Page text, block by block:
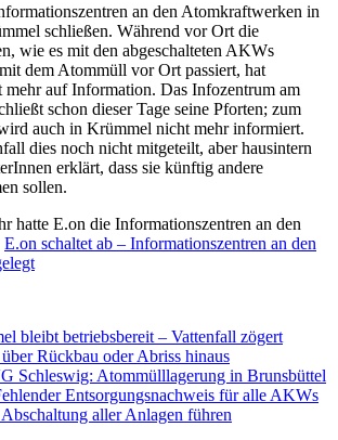
an den Atomkraftwerken in
schließen. Während vor Ort die
wie es mit den abgeschalteten AKWs
dem Atommüll vor Ort passiert, hat
mehr auf Information. Das Infozentrum am
schon dieser Tage seine Pforten; zum
auch in Krümmel nicht mehr informiert.
dies noch nicht mitgeteilt, aber hausintern
erklärt, dass sie künftig andere
sollen.
hatte E.on die Informationszentren an den
E.on schaltet ab – Informationszentren an den
bleibt betriebsbereit – Vattenfall zögert
Rückbau oder Abriss hinaus
Schleswig: Atommülllagerung in Brunsbüttel
Entsorgungsnachweis für alle AKWs
aller Anlagen führen